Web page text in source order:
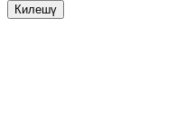
Килешү